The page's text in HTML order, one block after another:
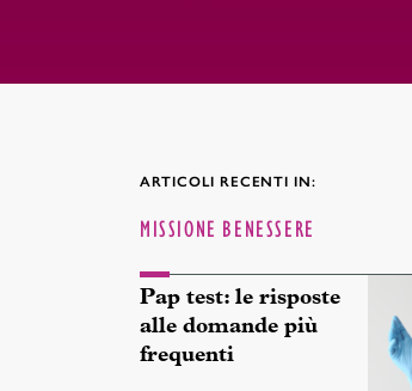
ARTICOLI RECENTI IN:
MISSIONE BENESSERE
Pap test: le risposte
alle domande più
frequenti